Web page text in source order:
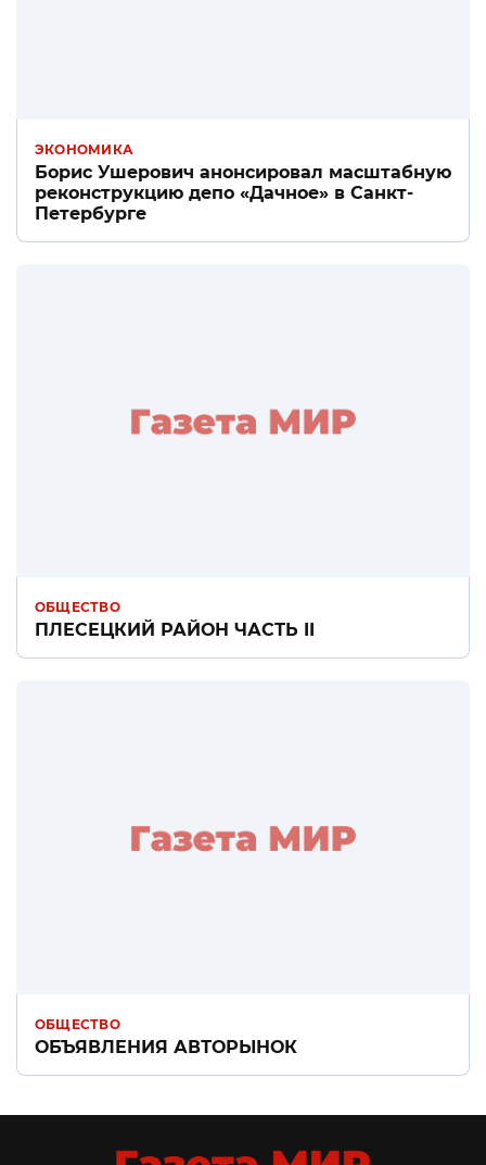
ЭКОНОМИКА
Борис Ушерович анонсировал масштабную
реконструкцию депо «Дачное» в Санкт-
Петербурге
ОБЩЕСТВО
ПЛЕСЕЦКИЙ РАЙОН ЧАСТЬ II
ОБЩЕСТВО
ОБЪЯВЛЕНИЯ АВТОРЫНОК